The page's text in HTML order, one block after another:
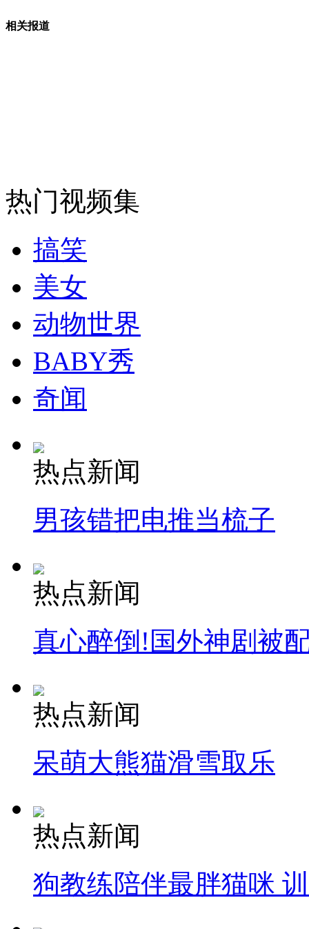
菲称已向渔民家属道歉 台斥其轻佻将付代价
山西运城恶犬咬伤多人 警民合力深夜将其击毙
女孩北京地铁殴打老人 痛下狠手拳打脚踢
无痛分娩是否安全 医生回应
走！跟着总书记去植树
纽约上演“枕头大战”
司机酒驾遇交警 急速倒车逃窜
相关报道
热门视频集
搞笑
美女
动物世界
BABY秀
奇闻
热点新闻
男孩错把电推当梳子
热点新闻
真心醉倒!国外神剧被
热点新闻
呆萌大熊猫滑雪取乐
热点新闻
狗教练陪伴最胖猫咪